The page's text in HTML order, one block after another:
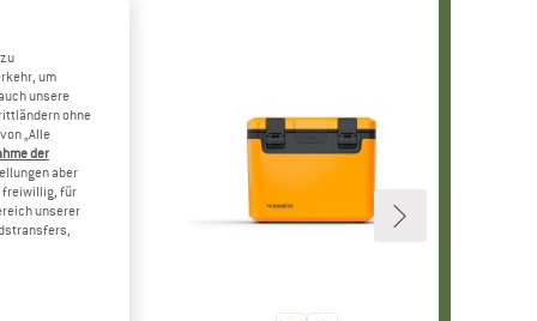
um
unsere
ohne
„Alle
der
aber
freiwillig, für
unserer